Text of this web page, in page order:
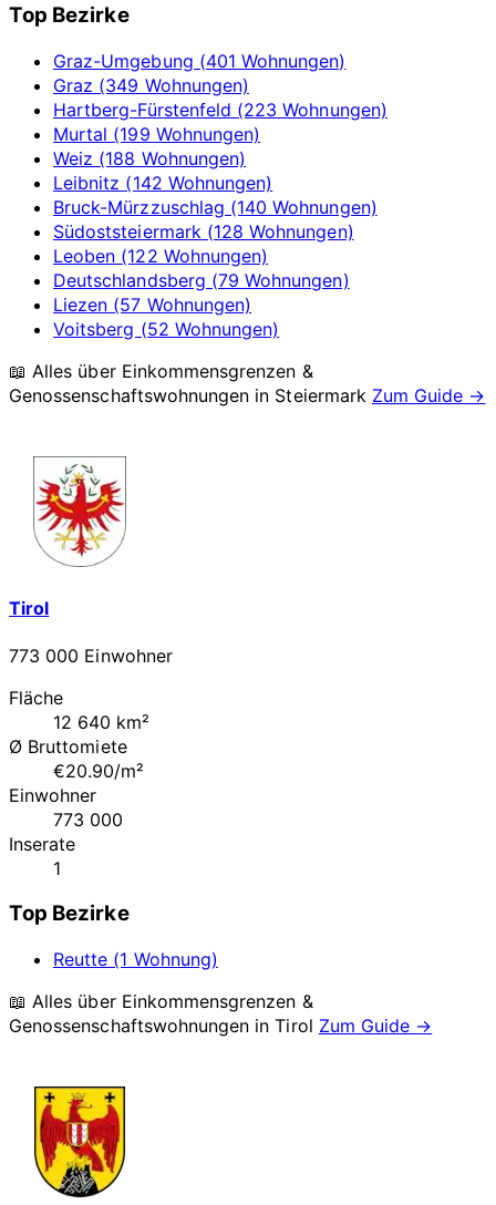
Top Bezirke
Graz-Umgebung (401 Wohnungen)
Graz (349 Wohnungen)
Hartberg-Fürstenfeld (223 Wohnungen)
Murtal (199 Wohnungen)
Weiz (188 Wohnungen)
Leibnitz (142 Wohnungen)
Bruck-Mürzzuschlag (140 Wohnungen)
Südoststeiermark (128 Wohnungen)
Leoben (122 Wohnungen)
Deutschlandsberg (79 Wohnungen)
Liezen (57 Wohnungen)
Voitsberg (52 Wohnungen)
📖 Alles über Einkommensgrenzen &
Genossenschaftswohnungen in Steiermark Zum Guide →
Tirol
773 000 Einwohner
Fläche
12 640 km²
Ø Bruttomiete
€20.90/m²
Einwohner
773 000
Inserate
1
Top Bezirke
Reutte (1 Wohnung)
📖 Alles über Einkommensgrenzen &
Genossenschaftswohnungen inTirol Zum Guide →